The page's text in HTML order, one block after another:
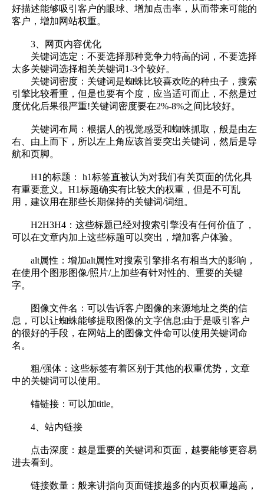
好描述能够吸引客户的眼球、增加点击率，从而带来可能的
客户，增加网站权重。
3、网页内容优化
关键词选定：不要选择那种竞争力特高的词，不要选择
太多关键词选择相关关键词1-3个较好。
关键词密度：关键词是蜘蛛比较喜欢吃的种虫子，搜索
引擎比较看重，但是也要有个度，应当适可而止，不然是过
度优化后果很严重!关键词密度要在2%-8%之间比较好。
关键词布局：根据人的视觉感受和蜘蛛抓取，般是由左
右、由上而下，所以左上角应该首要突出关键词，然后是导
航和页脚。
H1的标题： h1标签直被认为对我们有关页面的优化具
有重要意义。H1标题确实有比较大的权重，但是不可乱
用，建议用在那些长期保持的关键词/词组。
H2H3H4：这些标题已经对搜索引擎没有任何价值了，
可以在文章内加上这些标题可以突出，增加客户体验。
alt属性：增加alt属性对搜索引擎排名有相当大的影响，
在使用个图形图像/照片/上加些有针对性的、重要的关键
字。
图像文件名：可以告诉客户图像的来源地址之类的信
息，可以让蜘蛛能够提取图像的文字信息;由于是吸引客户
的很好的手段，在网站上的图像文件命可以使用关键词命
名。
粗/强体：这些标签有着区别于其他的权重优势，文章
中的关键词可以使用。
锚链接：可以加title。
4、站内链接
点击深度：越是重要的关键词和页面，越要能够更容易
进去看到。
链接数量：般来讲指向页面链接越多的内页权重越高，